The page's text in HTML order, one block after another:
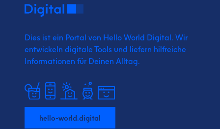
Dies ist ein Portal von Hello World Digital. Wir
entwickeln digitale Tools und liefern hilfreiche
Informationen für Deinen Alltag.
hello-world.digital